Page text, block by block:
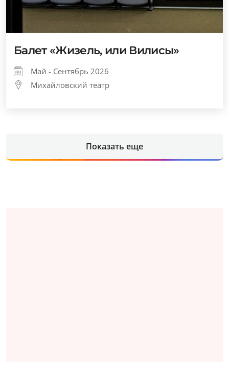
Балет «Жизель, или Вилисы»
Май - Сентябрь 2026
Михайловский театр
Показать еще